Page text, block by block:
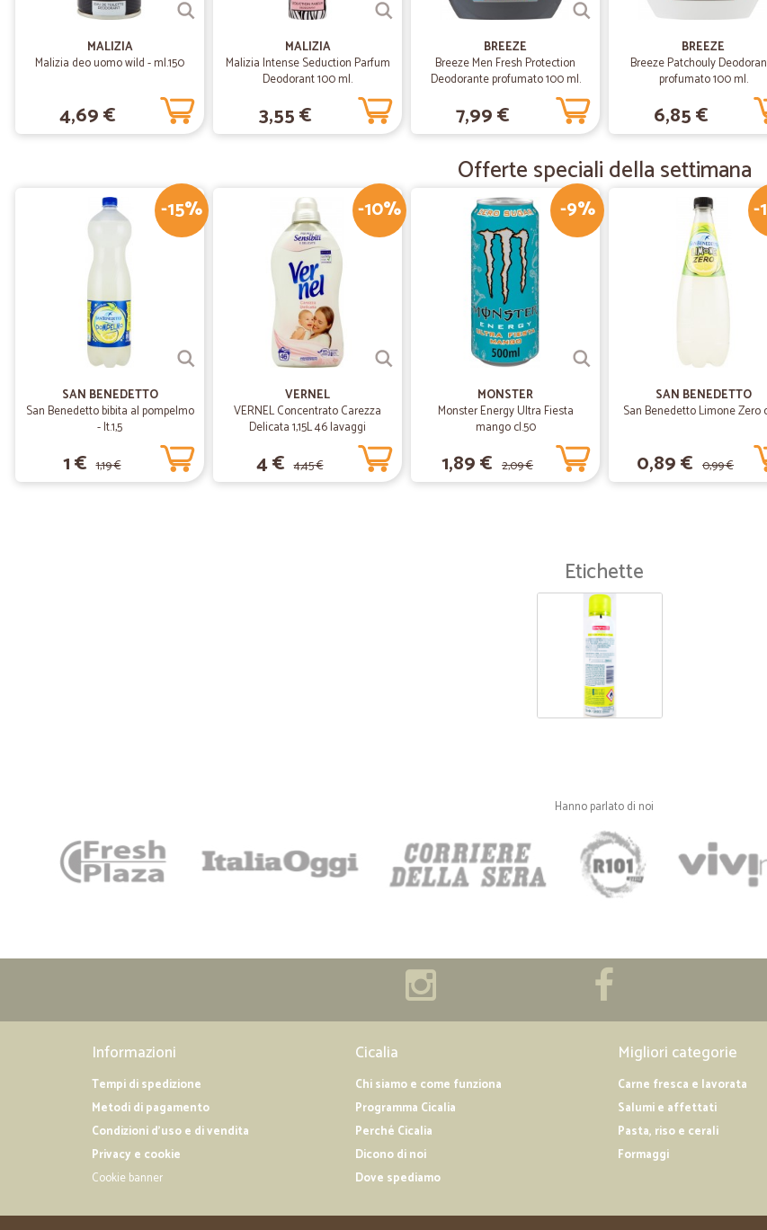
Difficoltà a inviare
Nessun problema con
ottimo servizio
Puntuali precisi e
Puntuali precisi e veloci
—.
Rapidi, veloci e attenti!
completamente sigillato
riusciti perfettamente!
PRODOTTI
PRODOTTI ECCEZIONALI
MALIZIA
Malizia deo uomo wild - ml.150
4,69 €
MALIZIA
Malizia Intense Seduction Parfum
Deodorant 100 ml.
3,55 €
BREEZE
Breeze Men Fresh Protection
Deodorante profumato 100 ml.
7,99 €
BREEZE
Breeze Patchouly
profumato 100 ml.
6,85 €
Offerte speciali della settimana
-15%
SAN BENEDETTO
San Benedetto bibita al pompelmo
- lt.1,5
1 € 1,19 €
-10%
VERNEL
VERNEL Concentrato Carezza
Delicata 1,15L 46 lavaggi
4 € 4,45 €
-9%
MONSTER
Monster Energy Ultra Fiesta
mango cl.50
1,89 € 2,09 €
-
SAN BENEDETTO
San Benedetto Limone Zero
0,89 € 0,99 €
Etichette
Hanno parlato di noi
Informazioni
Tempi di spedizione
Metodi di pagamento
Condizioni d'uso e di vendita
Privacy e cookie
Cookie banner
Cicalia
Chi siamo e come funziona
Programma Cicalia
Perché Cicalia
Dicono di noi
Dove spediamo
Migliori categorie
Carne fresca e lavorata
Salumi e affettati
Pasta, riso e cerali
Formaggi